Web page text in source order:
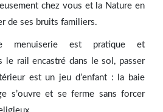
chez vous et la Nature en
de ses bruits familiers.
menuiserie est pratique et
rail encastré dans le sol, passer
est un jeu d’enfant : la baie
s’ouvre et se ferme sans forcer